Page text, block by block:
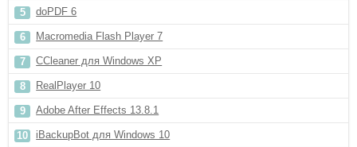
doPDF 6
Macromedia Flash Player 7
CCleaner для Windows XP
RealPlayer 10
Adobe After Effects 13.8.1
iBackupBot для Windows 10